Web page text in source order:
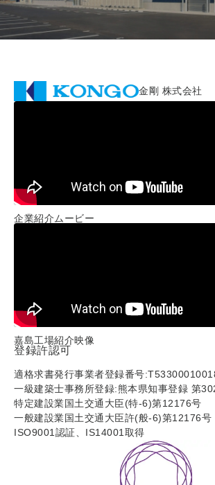
金剛 株式会社
企業紹介ムービー
嘉島工場紹介映像
登録許認可
適格求書発行事業者登録番号
一級建築士事務所登録:熊本県知事登録 第
特定建設業国土交通大臣(特-6)第12176号
一般建設業国土交通大臣許(般-6)第12176号
ISO9001認証、IS14001取得